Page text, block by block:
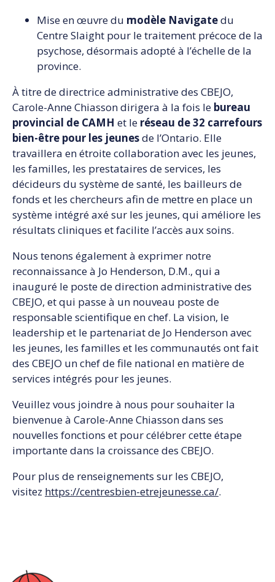
Mise en œuvre du modèle Navigatedu
Centre Slaight pour le traitement précoce de la
psychose, désormais adopté à l’échelle de la
province.
À titre de directrice administrative des CBEJO,
Carole-Anne Chiasson dirigera à la fois le bureau
provincial de CAMH et le réseau de 32 carrefours
bien-être pour les jeunesde l’Ontario. Elle
travaillera en étroite collaboration avec les jeunes,
les familles, les prestataires de services, les
décideurs du système de santé, les bailleurs de
fonds et les chercheurs afin de mettre en place un
système intégré axé sur les jeunes, qui améliore les
résultats cliniques et facilite l’accès aux soins.
Nous tenons également à exprimer notre
reconnaissance à Jo Henderson, D.M., qui a
inauguré le poste de direction administrative des
CBEJO, et qui passe à un nouveau poste de
responsable scientifique en chef. La vision, le
leadership et le partenariat de Jo Henderson avec
les jeunes, les familles et les communautés ont fait
des CBEJO un chef de file national en matière de
services intégrés pour les jeunes.
Veuillez vous joindre à nous pour souhaiter la
bienvenue à Carole-Anne Chiasson dans ses
nouvelles fonctions et pour célébrer cette étape
importante dans la croissance des CBEJO.
Pour plus de renseignements sur les CBEJO,
visitez https://centresbien-etrejeunesse.ca/.